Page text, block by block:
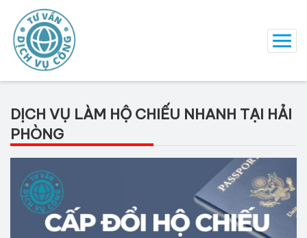
DỊCH VỤ LÀM HỘ CHIẾU NHANH TẠI HẢI
PHÒNG